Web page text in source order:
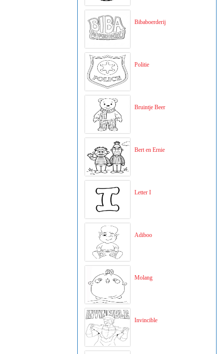
Bibaboerderij
Politie
Bruintje Beer
Bert en Ernie
Letter I
Adiboo
Molang
Invincible